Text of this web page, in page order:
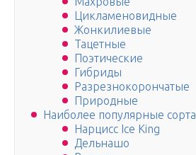
Цикламеновидные
Жонкилиевые
Тацетные
Поэтические
Гибриды
Разрезнокорончатые
Природные
Наиболее популярные сорта
Нарцисс Ice King
Дельнашо